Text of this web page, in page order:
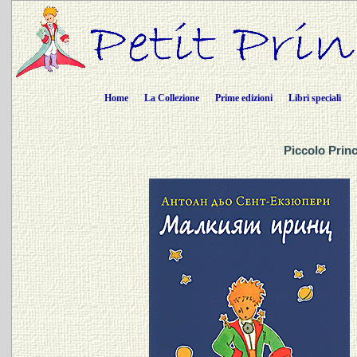
Home La Collezione Prime edizioni Libri speciali
Piccolo